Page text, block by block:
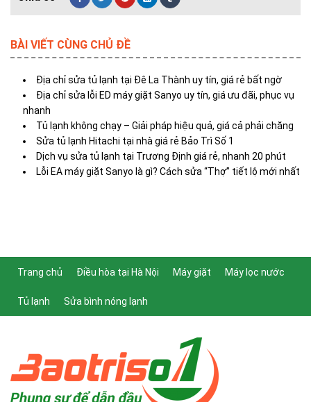
BÀI VIẾT CÙNG CHỦ ĐỀ
Địa chỉ sửa tủ lạnh tại Đê La Thành uy tín, giá rẻ bất ngờ
Địa chỉ sửa lỗi ED máy giặt Sanyo uy tín, giá ưu đãi, phục vụ
nhanh
Tủ lạnh không chạy – Giải pháp hiệu quả, giá cả phải chăng
Sửa tủ lạnh Hitachi tại nhà giá rẻ Bảo Trì Số 1
Dịch vụ sửa tủ lạnh tại Trương Định giá rẻ, nhanh 20 phút
Lỗi EA máy giặt Sanyo là gì? Cách sửa “Thợ” tiết lộ mới nhất
Trang chủ Điều hòa tại Hà Nội Máy giặt Máy lọc nước
Tủ lạnh Sửa bình nóng lạnh